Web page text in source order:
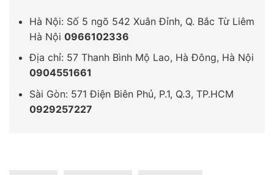
Hà Nội: Số 5 ngõ 542 Xuân Đỉnh, Q. Bắc Từ Liêm
Hà Nội 0966102336
Địa chỉ: 57 Thanh Bình Mộ Lao, Hà Đông, Hà Nội
0904551661
Sài Gòn: 571 Điện Biên Phủ, P.1, Q.3, TP.HCM
0929257227